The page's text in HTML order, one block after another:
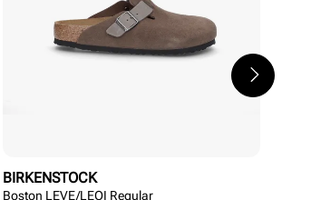
BIRKENSTOCK
Boston LEVE/LEOI Regular